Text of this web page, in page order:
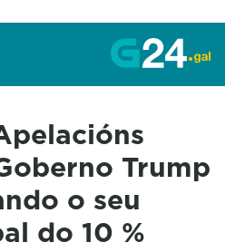
Trump
o seu
do 10 %